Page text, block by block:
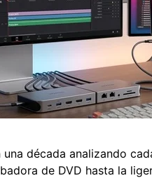
década analizando
de DVD hasta la